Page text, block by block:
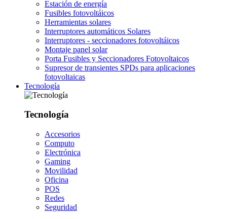
Estación de energía
Fusibles fotovoltáicos
Herramientas solares
Interruptores automáticos Solares
Interruptores - seccionadores fotovoltáicos
Montaje panel solar
Porta Fusibles y Seccionadores Fotovoltaicos
Supresor de transientes SPDs para aplicaciones
fotovoltaicas
Tecnología
Tecnología
Accesorios
Computo
Electrónica
Gaming
Movilidad
Oficina
POS
Redes
Seguridad